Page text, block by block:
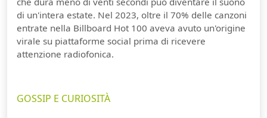
di un'intera estate. Nel 2023, oltre il 70% delle canzoni
entrate nella Billboard Hot 100 aveva avuto un'origine
virale su piattaforme social prima di ricevere
attenzione radiofonica.
GOSSIP E CURIOSITÀ